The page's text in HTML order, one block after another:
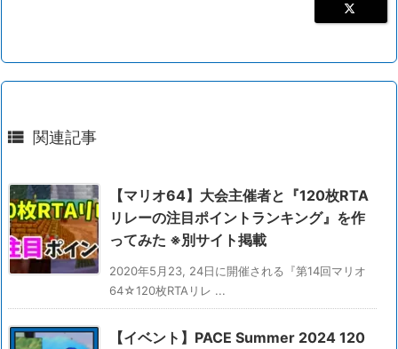
 関連記事
【マリオ64】大会主催者と『120枚RTA
リレーの注目ポイントランキング』を作
ってみた ※別サイト掲載
2020年5月23, 24日に開催される『第14回マリオ
64☆120枚RTAリレ ...
【イベント】PACE Summer 2024 120